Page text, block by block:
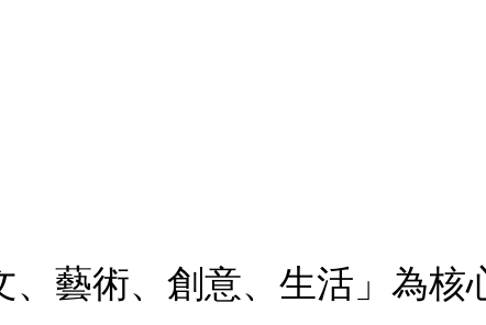
藝術、創意、生活」為核